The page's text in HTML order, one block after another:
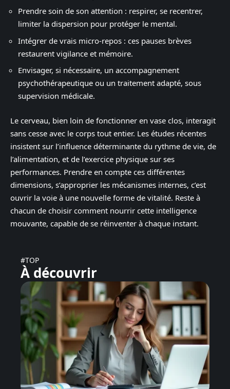
Prendre soin de son attention : respirer, se recentrer,
limiter la dispersion pour protéger le mental.
Intégrer de vrais micro-repos : ces pauses brèves
restaurent vigilance et mémoire.
Envisager, si nécessaire, un accompagnement
psychothérapeutique ou un traitement adapté, sous
supervision médicale.
Le cerveau, bien loin de fonctionner en vase clos, interagit
sans cesse avec le corps tout entier. Les études récentes
insistent sur l’influence déterminante du rythme de vie, de
l’alimentation, et de l’exercice physique sur ses
performances. Prendre en compte ces différentes
dimensions, s’approprier les mécanismes internes, c’est
ouvrir la voie à une nouvelle forme de vitalité. Reste à
chacun de choisir comment nourrir cette intelligence
mouvante, capable de se réinventer à chaque instant.
#TOP
À découvrir